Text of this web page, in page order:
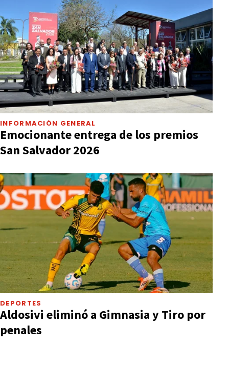
INFORMACIÓN GENERAL
Emocionante entrega de los premios
San Salvador 2026
DEPORTES
Aldosivi eliminó a Gimnasia y Tiro por
penales